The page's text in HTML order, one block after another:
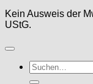
Kein Ausweis der
UStG.
Suche
nach: